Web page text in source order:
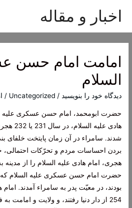
اخبار و مقاله
امامت امام حسن
السلام
دیدگاه‌ خود را بنویسید /
Uncategorized
/
حضرت ابومحمد، امام حسن عسکری علیه
هادی
شدند. سامراء در آن زمان پایتخت خلفای
هجری، امام هادی علیه السلام را از مدینه
حضرت امام حسن عسکری علیه السلام که
بودند، در معیّت پدر به سامراء آمدند.
254 از دار دنیا رفتند، و ولایت و